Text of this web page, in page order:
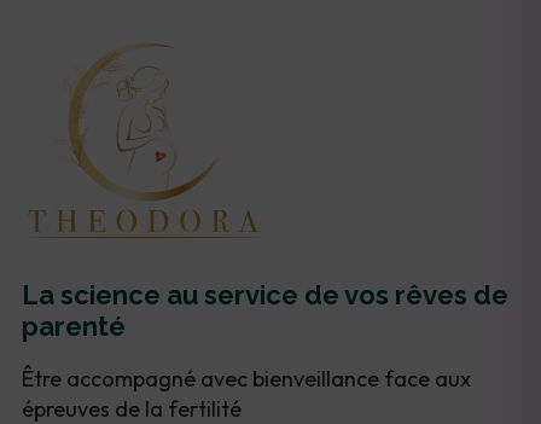
La science au service de vos rêves de
parenté
Être accompagné avec bienveillance face aux
épreuves de la fertilité